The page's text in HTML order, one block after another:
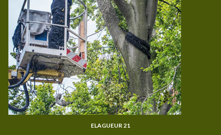
ELAGUEUR 21